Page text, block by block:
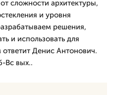
сложности архитектуры,
и уровня
решения,
и использовать для
Денис Антонович.
Вс вых..